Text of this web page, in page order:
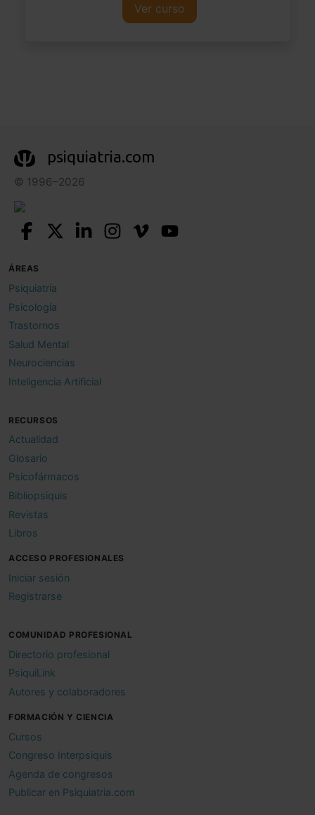
Ver curso
psiquiatria.com
© 1996–2026
ÁREAS
Psiquiatría
Psicología
Trastornos
Salud Mental
Neurociencias
Inteligencia Artificial
RECURSOS
Actualidad
Glosario
Psicofármacos
Bibliopsiquis
Revistas
Libros
ACCESO PROFESIONALES
Iniciar sesión
Registrarse
COMUNIDAD PROFESIONAL
Directorio profesional
PsiquiLink
Autores y colaboradores
FORMACIÓN Y CIENCIA
Cursos
Congreso Interpsiquis
Agenda de congresos
Publicar en Psiquiatria.com